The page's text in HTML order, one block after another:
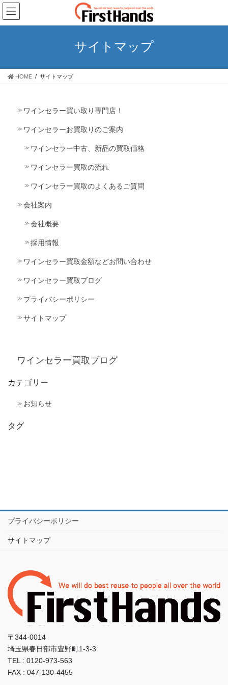
コ
ン
テ
移
ナ
ビ
ゲ
ン
サイトマップ
HOME サイトマップ
ワインセラー買い取り専門店！
ワインセラーお買取りのご案内
ワインセラー中古、新品の買取価格
ワインセラー買取の流れ
ワインセラー買取のよくあるご質問
会社案内
会社概要
採用情報
ワインセラー買取金額などお問い合わせ
ワインセラー買取ブログ
プライバシーポリシー
サイトマップ
ワインセラー買取ブログ
カテゴリー
お知らせ
タグ
プライバシーポリシー
サイトマップ
〒344-0014
埼玉県春日部市豊野町1-3-3
TEL : 0120-973-563
FAX : 047-130-4455